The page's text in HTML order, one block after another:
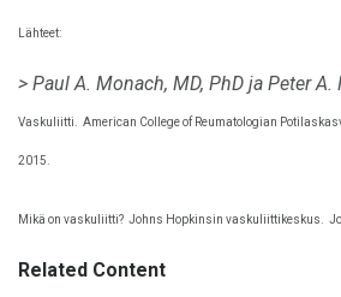
Lähteet:
> Paul A. Monach, MD, PhD ja Peter A.
Vaskuliitti. American College of Reumatologian
2015.
Mikä on vaskuliitti? Johns Hopkinsin vaskuliittikeskus.
Related Content